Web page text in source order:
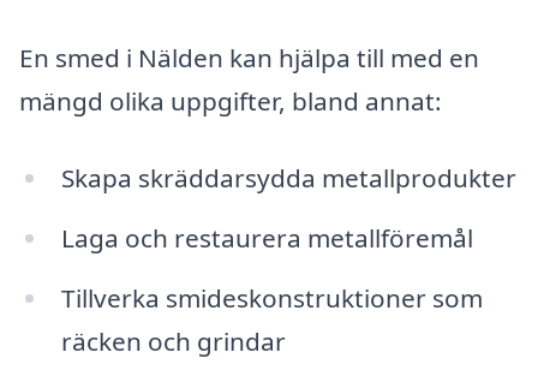
En smed i Nälden kan hjälpa till med en
mängd olika uppgifter, bland annat:
Skapa skräddarsydda metallprodukter
Laga och restaurera metallföremål
Tillverka smideskonstruktioner som
räcken och grindar